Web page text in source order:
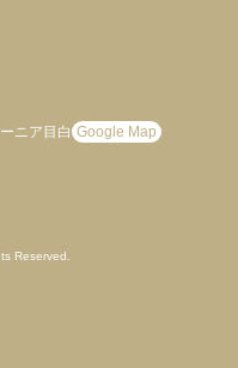
ニア目白 Google Map
Reserved.